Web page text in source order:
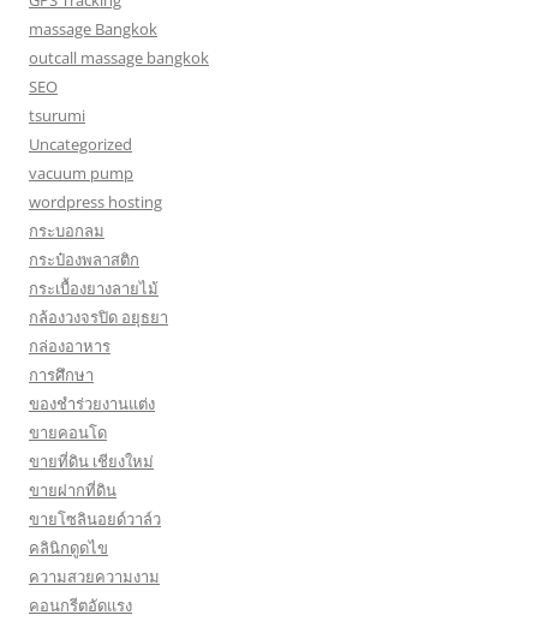
massage Bangkok
outcall massage bangkok
SEO
tsurumi
Uncategorized
vacuum pump
wordpress hosting
กระบอกลม
กระป๋องพลาสติก
กระเบื้องยางลายไม้
กล้องวงจรปิด อยุธยา
กล่องอาหาร
การศึกษา
ของชำร่วยงานแต่ง
ขายคอนโด
ขายที่ดิน เชียงใหม่
ขายฝากที่ดิน
ขายโซลินอยด์วาล์ว
คลินิกดูดไข
ความสวยความงาม
คอนกรีตอัดแรง